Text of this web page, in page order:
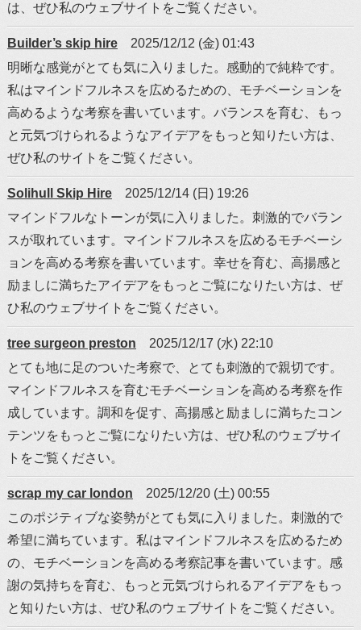
は、ぜひ私のウェブサイトをご覧ください。
Builder’s skip hire
2025/12/12 (金) 01:43
明晰な感覚がとても気に入りました。感動的で純粋です。
私はマインドフルネスを広めるための、モチベーションを
高めるような考察を書いています。バランスを育む、もっ
と元気づけられるようなアイデアをもっと知りたい方は、
ぜひ私のサイトをご覧ください。
Solihull Skip Hire
2025/12/14 (日) 19:26
マインドフルなトーンが気に入りました。刺激的でバラン
スが取れています。マインドフルネスを広めるモチベーシ
ョンを高める考察を書いています。幸せを育む、高揚感と
励ましに満ちたアイデアをもっとご覧になりたい方は、ぜ
ひ私のウェブサイトをご覧ください。
tree surgeon preston
2025/12/17 (水) 22:10
とても地に足のついた考察で、とても刺激的で親切です。
マインドフルネスを育むモチベーションを高める考察を作
成しています。調和を促す、高揚感と励ましに満ちたコン
テンツをもっとご覧になりたい方は、ぜひ私のウェブサイ
トをご覧ください。
scrap my car london
2025/12/20 (土) 00:55
このポジティブな姿勢がとても気に入りました。刺激的で
希望に満ちています。私はマインドフルネスを広めるため
の、モチベーションを高める考察記事を書いています。感
謝の気持ちを育む、もっと元気づけられるアイデアをもっ
と知りたい方は、ぜひ私のウェブサイトをご覧ください。